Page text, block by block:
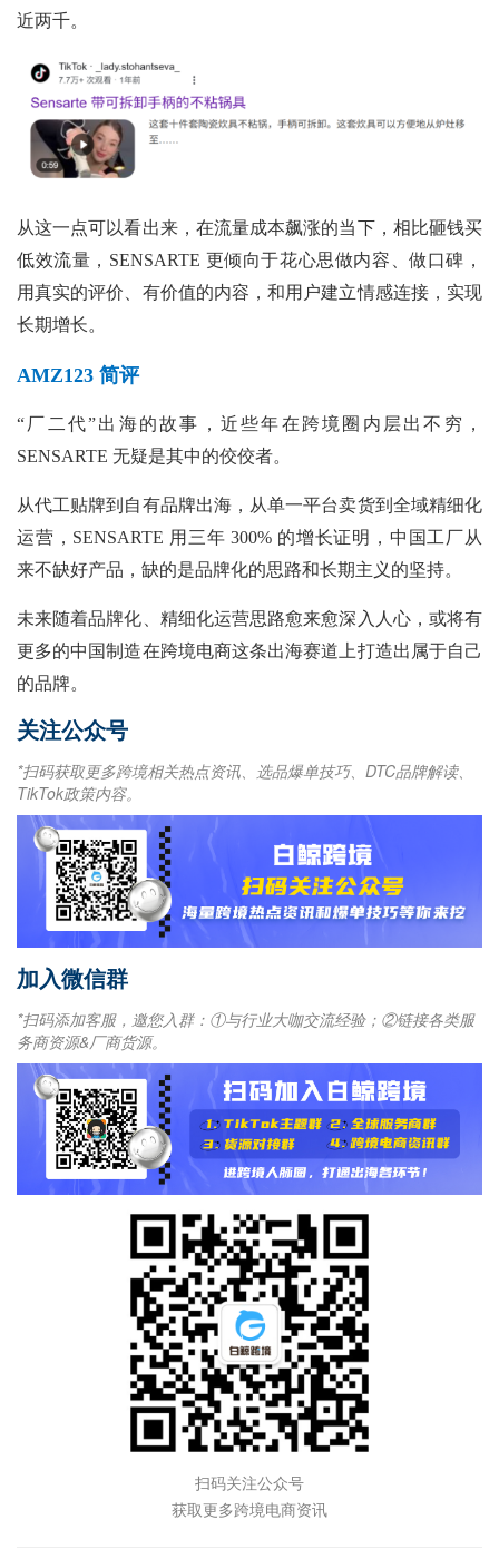
近两千。
从这一点可以看出来，在流量成本飙涨的当下，相比砸钱买
低效流量，SENSARTE 更倾向于花心思做内容、做口碑，
用真实的评价、有价值的内容，和用户建立情感连接，实现
长期增长。
AMZ123 简评
“厂二代”出海的故事，近些年在跨境圈内层出不穷，
SENSARTE 无疑是其中的佼佼者。
从代工贴牌到自有品牌出海，从单一平台卖货到全域精细化
运营，SENSARTE 用三年 300% 的增长证明，中国工厂从
来不缺好产品，缺的是品牌化的思路和长期主义的坚持。
未来随着品牌化、精细化运营思路愈来愈深入人心，或将有
更多的中国制造在跨境电商这条出海赛道上打造出属于自己
的品牌。
关注公众号
*扫码获取更多跨境相关热点资讯、选品爆单技巧、DTC品牌解读、
TikTok政策内容。
加入微信群
*扫码添加客服，邀您入群：①与行业大咖交流经验；②链接各类服
务商资源&厂商货源。
扫码关注公众号
获取更多跨境电商资讯